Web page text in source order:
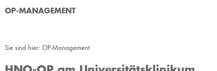
OP-MANAGEMENT
Sie sind hier: OP-Management